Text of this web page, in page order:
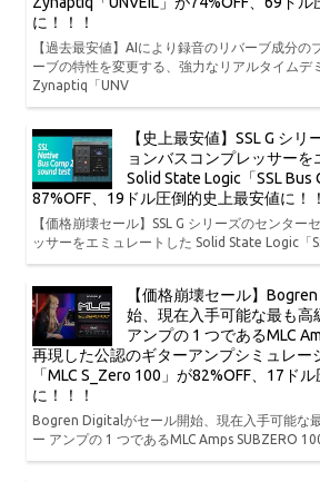
に！！！
【過去最安値】AIにより録音のリバーブ成分の
ーブの特性を変更する、強力なリアルタイムデ
Zynaptiq「UNV
【史上最安値】SSL G シ
ョンバスコンプレッサーを
Solid State Logic「SSL Bus
87%OFF、19ドル圧倒的史上最安値に！
【価格崩壊セール】SSL G シリーズのセンター
ッサーをエミュレートした Solid State Logic「
【価格崩壊セール】
始、現在入手可能な最も高
アンプの 1 つであるMLC
再現した公認のギターアンプシミュレー
「MLC S_Zero 100」が82%OFF、17ド
に！！！
Bogren Digitalがセール開始、現在入手可能な
ー アンプの 1 つであるMLC Amps SUBZERO